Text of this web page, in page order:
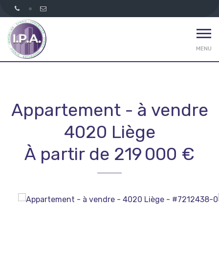
MENU
Appartement - à vendre
4020 Liège
À partir de 219 000 €